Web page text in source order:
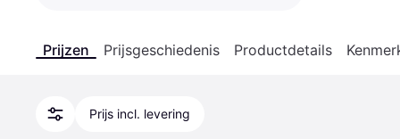
Prijzen Prijsgeschiedenis Productdetails
Prijs incl. levering